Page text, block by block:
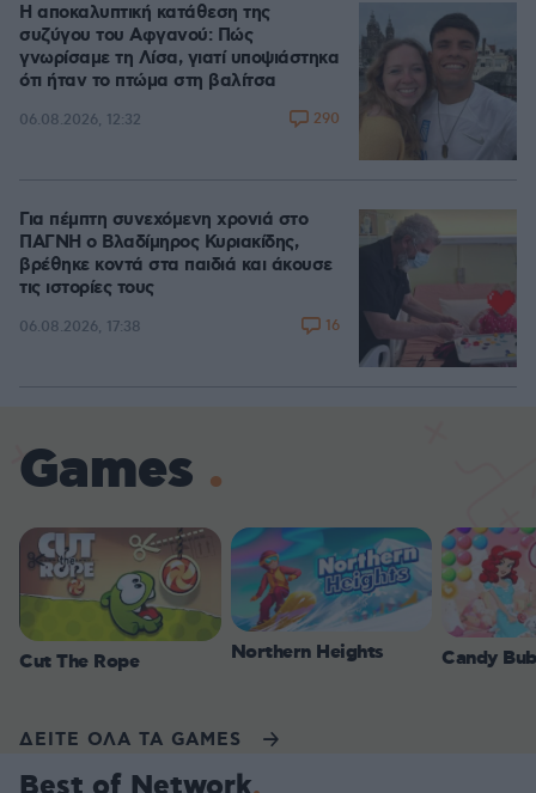
Η αποκαλυπτική κατάθεση της
συζύγου του Αφγανού: Πώς
γνωρίσαμε τη Λίσα, γιατί υποψιάστηκα
ότι ήταν το πτώμα στη βαλίτσα
06.08.2026, 12:32 290
Για πέμπτη συνεχόμενη χρονιά στο
ΠΑΓΝΗ ο Βλαδίμηρος Κυριακίδης,
βρέθηκε κοντά στα παιδιά και άκουσε
τις ιστορίες τους
06.08.2026, 17:38 16
Games
Cut The Rope Northern Heights Candy
ΔΕΙΤΕ ΟΛΑ ΤΑ GAMES